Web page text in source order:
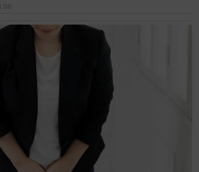
じ和牛を使用
上タンは噛むほどに旨みが口の中に
ちゃうん！？」と思わず声が漏れた
な味わい。